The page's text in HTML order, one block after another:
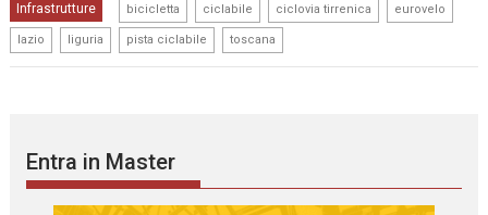
Infrastrutture bicicletta ciclabile ciclovia tirrenica eurovelo
lazio liguria pista ciclabile toscana
Entra in Master